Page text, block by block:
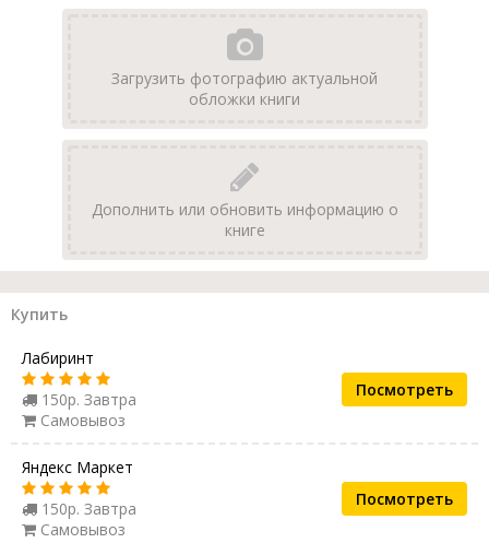
Загрузить фотографию актуальной
обложки книги
Дополнить или обновить информацию о
книге
Купить
Лабиринт
150р. Завтра
Самовывоз
Посмотреть
Яндекс Маркет
150р. Завтра
Самовывоз
Посмотреть